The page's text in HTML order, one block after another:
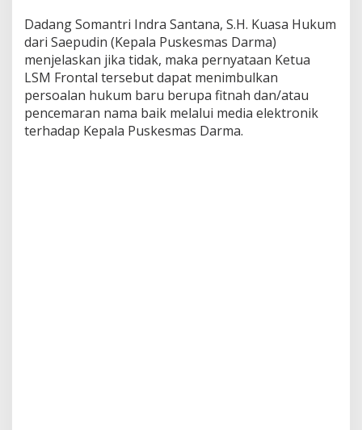
Dadang Somantri Indra Santana, S.H. Kuasa Hukum
dari Saepudin (Kepala Puskesmas Darma)
menjelaskan jika tidak, maka pernyataan Ketua
LSM Frontal tersebut dapat menimbulkan
persoalan hukum baru berupa fitnah dan/atau
pencemaran nama baik melalui media elektronik
terhadap Kepala Puskesmas Darma.